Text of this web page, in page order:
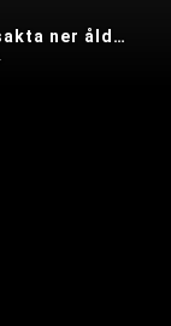
Harvard-studie: D-vitamin kan sakta ner åldrandet - Mainstreammedias dominans är över